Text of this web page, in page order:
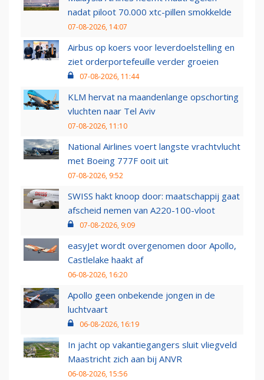
nadat piloot 70.000 xtc-pillen smokkelde
07-08-2026, 14:07
Airbus op koers voor leverdoelstelling en
ziet orderportefeuille verder groeien
07-08-2026, 11:44
KLM hervat na maandenlange opschorting
vluchten naar Tel Aviv
07-08-2026, 11:10
National Airlines voert langste vrachtvlucht
met Boeing 777F ooit uit
07-08-2026, 9:52
SWISS hakt knoop door: maatschappij gaat
afscheid nemen van A220-100-vloot
07-08-2026, 9:09
easyJet wordt overgenomen door Apollo,
Castlelake haakt af
06-08-2026, 16:20
Apollo geen onbekende jongen in de
luchtvaart
06-08-2026, 16:19
In jacht op vakantiegangers sluit vliegveld
Maastricht zich aan bij ANVR
06-08-2026, 15:56